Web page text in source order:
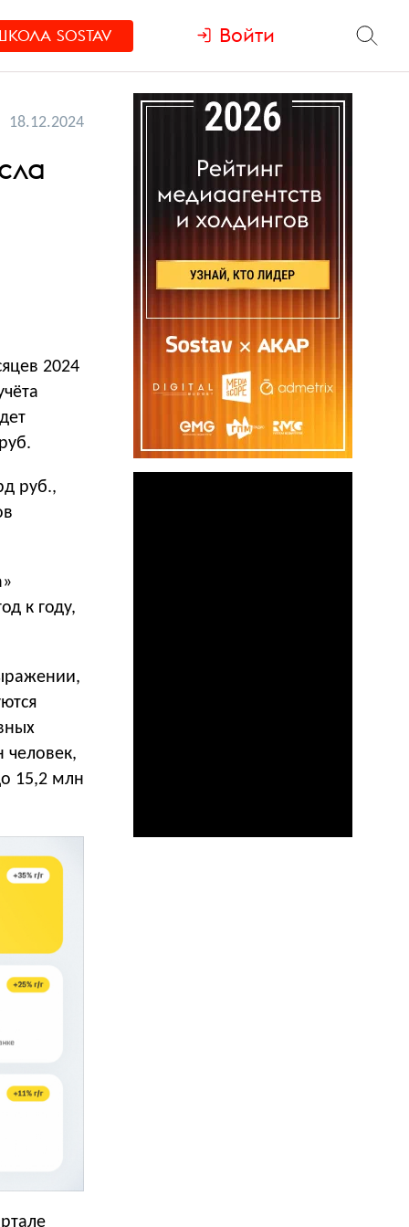
SOSTAV Войти
18.12.2024
2024
руб.,
к году,
человек,
15,2 млн